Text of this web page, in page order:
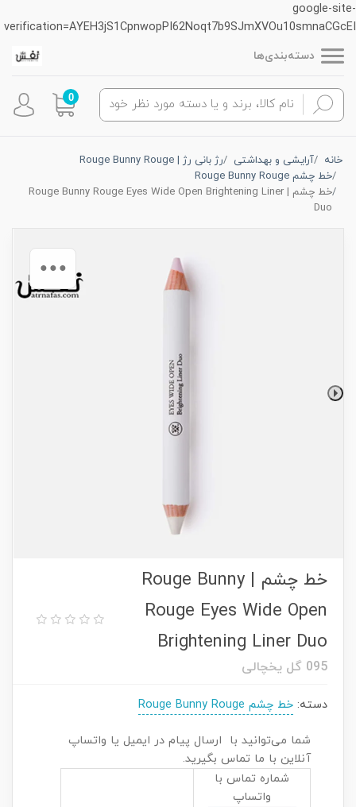
google-site-
verification=AYEH3jS1CpnwopPI62Noqt7b9SJmXVOu10smnaCGcEI
دسته‌بندی‌ها
0
خانه آرایشی و بهداشتی
رژ بانی رژ | Rouge Bunny Rouge
خط چشم Rouge Bunny Rouge
خط چشم | Rouge Bunny Rouge Eyes Wide Open Brightening Liner
Duo
خط چشم | Rouge Bunny
Rouge Eyes Wide Open
Brightening Liner Duo
095 گل یخچالی
دسته: خط چشم Rouge Bunny Rouge
شما می‌توانید با ارسال پیام در ایمیل یا واتساپ
آنلاین با ما تماس بگیرید.
شماره تماس با
واتساپ